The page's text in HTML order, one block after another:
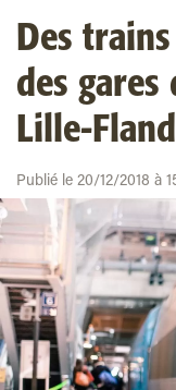
Des
des gares
Lille-
Publié le 20/12/2018 à